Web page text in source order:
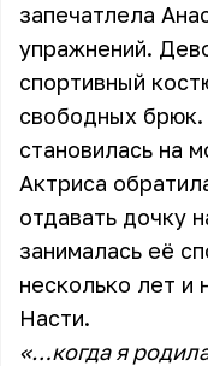
запечатлела
упражнений.
спортивный
свободных брюк.
становилась на
Актриса
отдавать дочку
занималась её
несколько лет и
Насти.
«…когда я